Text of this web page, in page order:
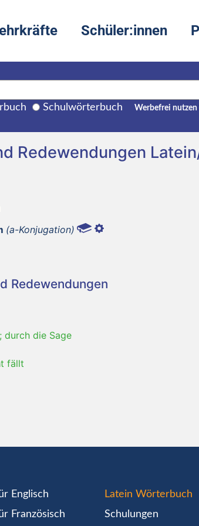
Schüler:innen
Schulwörterbuch Werbefrei nutzen
Redewendungen
(a-Konjugation)
Redewendungen
durch die Sage
fällt
Englisch
Französisch
Latein Wörterbuch
Schulungen